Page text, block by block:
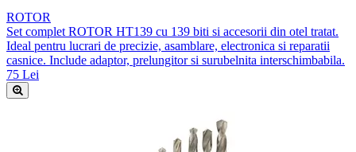
ROTOR
Set complet ROTOR HT139 cu 139 biti si accesorii din otel tratat.
Ideal pentru lucrari de precizie, asamblare, electronica si reparatii
casnice. Include adaptor, prelungitor si surubelnita interschimbabila.
75 Lei